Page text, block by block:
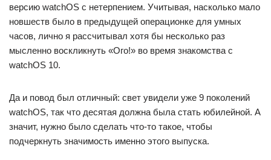
версию watchOS с нетерпением. Учитывая, насколько мало
новшеств было в предыдущей операционке для умных
часов, лично я рассчитывал хотя бы несколько раз
мысленно воскликнуть «Ого!» во время знакомства с
watchOS 10.
Да и повод был отличный: свет увидели уже 9 поколений
watchOS, так что десятая должна была стать юбилейной. А
значит, нужно было сделать что-то такое, чтобы
подчеркнуть значимость именно этого выпуска.